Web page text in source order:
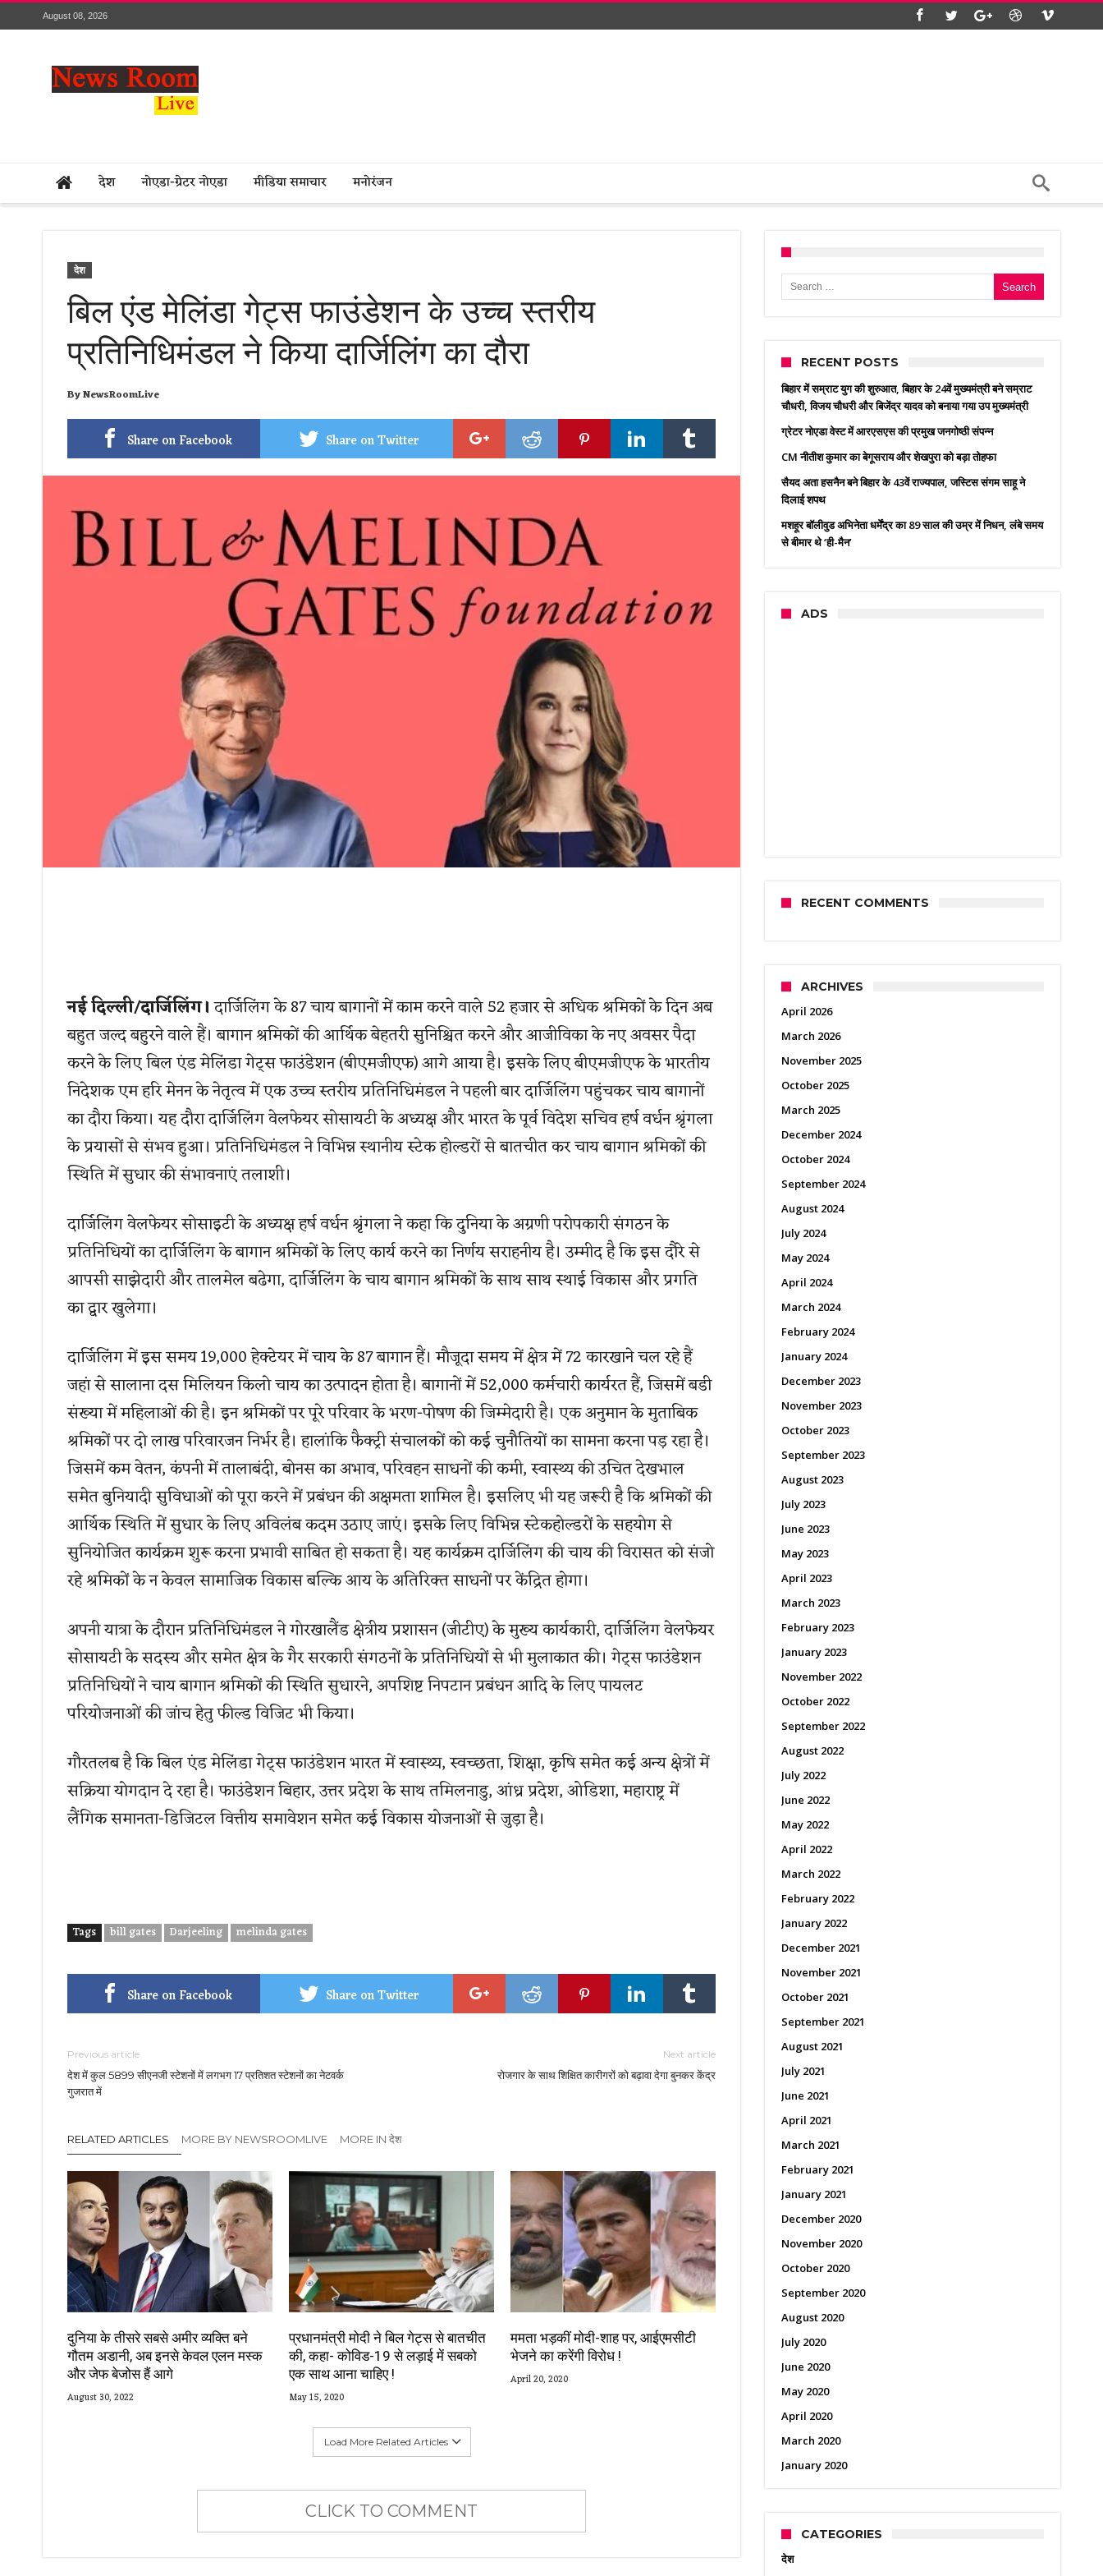
August 08, 2026
देश नोएडा-ग्रेटर नोएडा मीडिया समाचार मनोरंजन
देश
बिल एंड मेलिंडा गेट्स फाउंडेशन के उच्च स्तरीय
प्रतिनिधिमंडल ने किया दार्जिलिंग का दौरा
ByNewsRoomLive
Share on Facebook Share on Twitter
नई दिल्ली/दार्जिलिंग।दार्जिलिंग के 87 चाय बागानों में काम करने वाले 52 हजार से अधिक श्रमिकों के दिन अब
बहुत जल्द बहुरने वाले हैं। बागान श्रमिकों की आर्थिक बेहतरी सुनिश्चित करने और आजीविका के नए अवसर पैदा
करने के लिए बिल एंड मेलिंडा गेट्स फाउंडेशन (बीएमजीएफ) आगे आया है। इसके लिए बीएमजीएफ के भारतीय
निदेशक एम हरि मेनन के नेतृत्व में एक उच्च स्तरीय प्रतिनिधिमंडल ने पहली बार दार्जिलिंग पहुंचकर चाय बागानों
का दौरा किया। यह दौरा दार्जिलिंग वेलफेयर सोसायटी के अध्यक्ष और भारत के पूर्व विदेश सचिव हर्ष वर्धन श्रृंगला
के प्रयासों से संभव हुआ। प्रतिनिधिमंडल ने विभिन्न स्थानीय स्टेक होल्डरों से बातचीत कर चाय बागान श्रमिकों की
स्थिति में सुधार की संभावनाएं तलाशी।
दार्जिलिंग वेलफेयर सोसाइटी के अध्यक्ष हर्ष वर्धन श्रृंगला ने कहा कि दुनिया के अग्रणी परोपकारी संगठन के
प्रतिनिधियों का दार्जिलिंग के बागान श्रमिकों के लिए कार्य करने का निर्णय सराहनीय है। उम्मीद है कि इस दौरे से
आपसी साझेदारी और तालमेल बढेगा, दार्जिलिंग के चाय बागान श्रमिकों के साथ साथ स्थाई विकास और प्रगति
का द्वार खुलेगा।
दार्जिलिंग में इस समय 19,000 हेक्टेयर में चाय के 87 बागान हैं। मौजूदा समय में क्षेत्र में 72 कारखाने चल रहे हैं
जहां से सालाना दस मिलियन किलो चाय का उत्पादन होता है। बागानों में 52,000 कर्मचारी कार्यरत हैं, जिसमें बडी
संख्या में महिलाओं की है। इन श्रमिकों पर पूरे परिवार के भरण-पोषण की जिम्मेदारी है। एक अनुमान के मुताबिक
श्रमिकों पर दो लाख परिवारजन निर्भर है। हालांकि फैक्ट्री संचालकों को कई चुनौतियों का सामना करना पड़ रहा है।
जिसमें कम वेतन, कंपनी में तालाबंदी, बोनस का अभाव, परिवहन साधनों की कमी, स्वास्थ्य की उचित देखभाल
समेत बुनियादी सुविधाओं को पूरा करने में प्रबंधन की अक्षमता शामिल है। इसलिए भी यह जरूरी है कि श्रमिकों की
आर्थिक स्थिति में सुधार के लिए अविलंब कदम उठाए जाएं। इसके लिए विभिन्न स्टेकहोल्डरों के सहयोग से
सुनियोजित कार्यक्रम शुरू करना प्रभावी साबित हो सकता है। यह कार्यक्रम दार्जिलिंग की चाय की विरासत को संजो
रहे श्रमिकों के न केवल सामाजिक विकास बल्कि आय के अतिरिक्त साधनों पर केंद्रित होगा।
अपनी यात्रा के दौरान प्रतिनिधिमंडल ने गोरखालैंड क्षेत्रीय प्रशासन (जीटीए) के मुख्य कार्यकारी, दार्जिलिंग वेलफेयर
सोसायटी के सदस्य और समेत क्षेत्र के गैर सरकारी संगठनों के प्रतिनिधियों से भी मुलाकात की। गेट्स फाउंडेशन
प्रतिनिधियों ने चाय बागान श्रमिकों की स्थिति सुधारने, अपशिष्ट निपटान प्रबंधन आदि के लिए पायलट
परियोजनाओं की जांच हेतु फील्ड विजिट भी किया।
गौरतलब है कि बिल एंड मेलिंडा गेट्स फाउंडेशन भारत में स्वास्थ्य, स्वच्छता, शिक्षा, कृषि समेत कई अन्य क्षेत्रों में
सक्रिया योगदान दे रहा है। फाउंडेशन बिहार, उत्तर प्रदेश के साथ तमिलनाडु, आंध्र प्रदेश, ओडिशा, महाराष्ट्र में
लैंगिक समानता-डिजिटल वित्तीय समावेशन समेत कई विकास योजनाओं से जुड़ा है।
Tags bill gates Darjeeling melinda gates
Share on Facebook Share on Twitter
Previous article
देश में कुल 5899 सीएनजी स्टेशनों में लगभग 17 प्रतिशत स्टेशनों का नेटवर्क
गुजरात में
Next article
रोजगार के साथ शिक्षित कारीगरों को बढ़ावा देगा बुनकर केंद्र
RELATED ARTICLES MORE BY NEWSROOMLIVE MORE IN देश
दुनिया के तीसरे सबसे अमीर व्यक्ति बने
गौतम अडानी, अब इनसे केवल एलन मस्क
और जेफ बेजोस हैं आगे
August 30, 2022
प्रधानमंत्री मोदी ने बिल गेट्स से बातचीत
की, कहा- कोविड-19 से लड़ाई में सबको
एक साथ आना चाहिए !
May 15, 2020
ममता भड़कीं मोदी-शाह पर, आईएमसीटी
भेजने का करेंगी विरोध !
April 20, 2020
Load More Related Articles
CLICK TO COMMENT
Search for:
RECENT POSTS
बिहार में सम्राट युग की शुरुआत, बिहार के 24वें मुख्यमंत्री बने सम्राट
चौधरी, विजय चौधरी और बिजेंद्र यादव को बनाया गया उप मुख्यमंत्री
ग्रेटर नोएडा वेस्ट में आरएसएस की प्रमुख जनगोष्ठी संपन्न
CM नीतीश कुमार का बेगूसराय और शेखपुरा को बड़ा तोहफा
सैयद अता हसनैन बने बिहार के 43वें राज्यपाल, जस्टिस संगम साहू ने
दिलाई शपथ
मशहूर बॉलीवुड अभिनेता धर्मेंद्र का 89 साल की उम्र में निधन, लंबे समय
से बीमार थे ‘ही-मैन’
ADS
RECENT COMMENTS
ARCHIVES
April 2026
March 2026
November 2025
October 2025
March 2025
December 2024
October 2024
September 2024
August 2024
July 2024
May 2024
April 2024
March 2024
February 2024
January 2024
December 2023
November 2023
October 2023
September 2023
August 2023
July 2023
June 2023
May 2023
April 2023
March 2023
February 2023
January 2023
November 2022
October 2022
September 2022
August 2022
July 2022
June 2022
May 2022
April 2022
March 2022
February 2022
January 2022
December 2021
November 2021
October 2021
September 2021
August 2021
July 2021
June 2021
April 2021
March 2021
February 2021
January 2021
December 2020
November 2020
October 2020
September 2020
August 2020
July 2020
June 2020
May 2020
April 2020
March 2020
January 2020
CATEGORIES
देश